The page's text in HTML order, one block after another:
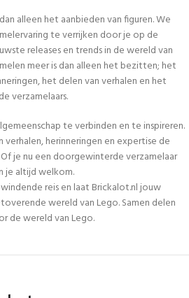
alleen het aanbieden van figuren. We
te verrijken door je op de
releases en trends in de wereld van
meer is dan alleen het bezitten; het
het delen van verhalen en het
verzamelaars.
te verbinden en te inspireren.
herinneringen en expertise de
je nu een doorgewinterde verzamelaar
je altijd welkom.
reis en laat Brickalot.nl jouw
wereld van Lego. Samen delen
de wereld van Lego.